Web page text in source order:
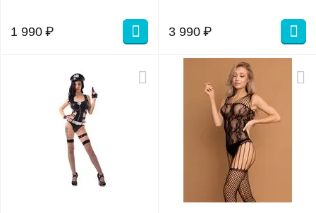
1 990 ₽ 3 990 ₽